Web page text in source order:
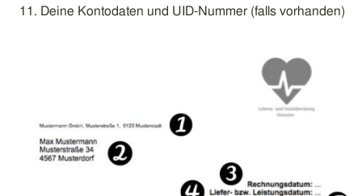
Deine Kontodaten und UID-Nummer (falls vorhanden)